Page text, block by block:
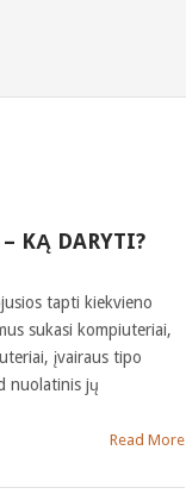
KĄ DARYTI?
tapti kiekvieno
sukasi kompiuteriai,
įvairaus tipo
nuolatinis jų
Read More